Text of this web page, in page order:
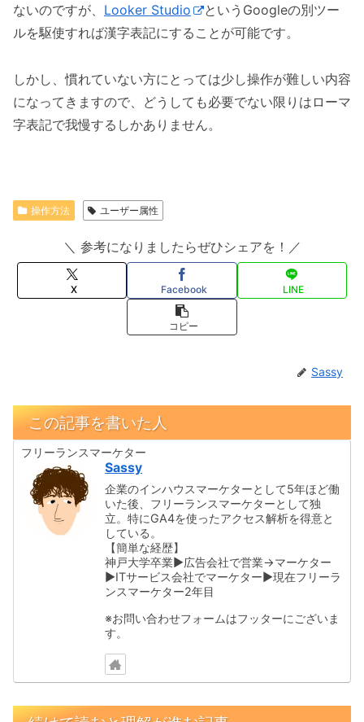
ないのですが、 Looker Studio
というGoogleの別ツー
ルを駆使すれば漢字表記にすることが可能です。
しかし、慣れていない方にとっては少し操作が難しい内容
になってきますので、どうしても必要でない限りはローマ
字表記で我慢するしかありません。
操作方法 ユーザー属性
＼ 参考になりましたらぜひシェアを！／
X Facebook LINE
コピー
Sassy
この記事を書いた人
フリーランスマーケター
Sassy
企業のインハウスマーケターとして5年ほど働
いた後、フリーランスマーケターとして独
立。特にGA4を使ったアクセス解析を得意と
している。
【簡単な経歴】
神戸大学卒業▶広告会社で営業→マーケター
▶ITサービス会社でマーケター▶現在フリーラ
ンスマーケター2年目
※お問い合わせフォームはフッターにございま
す。